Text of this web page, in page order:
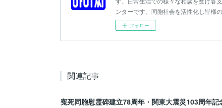
ンターです。同胞社会を活性化し皆様
フォロー
関連記事
寃死同胞慰霊碑建立78周年・関東大震災103周年記